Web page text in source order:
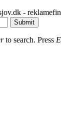
-
Submit
to search. Press